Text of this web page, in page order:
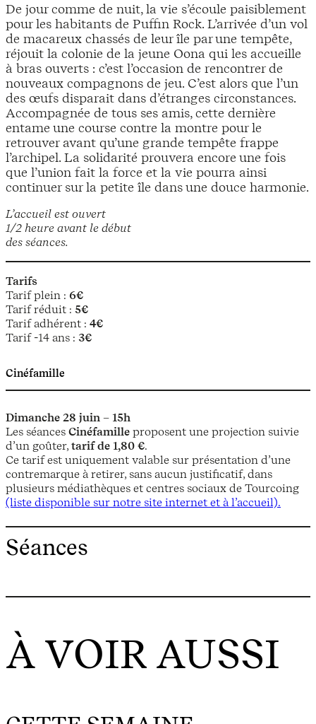
L’accueil est ouvert
1/2 heure avant le début
des séances.
Tarifs
Tarif plein : 6€
Tarif réduit : 5€
Tarif adhérent : 4€
Tarif -14 ans : 3€
De jour comme de nuit, la vie s’écoule paisiblement
pour les habitants de Puffin Rock. L’arrivée d’un vol
de macareux chassés de leur île par une tempête,
réjouit la colonie de la jeune Oona qui les accueille
à bras ouverts : c’est l’occasion de rencontrer de
nouveaux compagnons de jeu. C’est alors que l’un
des œufs disparait dans d’étranges circonstances.
Accompagnée de tous ses amis, cette dernière
entame une course contre la montre pour le
retrouver avant qu’une grande tempête frappe
l’archipel. La solidarité prouvera encore une fois
que l’union fait la force et la vie pourra ainsi
continuer sur la petite île dans une douce harmonie.
Cinéfamille
Dimanche 28 juin – 15h
Les séances Cinéfamille proposent une projection suivie
d’un goûter, tarif de 1,80 €.
Ce tarif est uniquement valable sur présentation d’une
contremarque à retirer, sans aucun justificatif, dans
plusieurs médiathèques et centres sociaux de Tourcoing
(liste disponible sur notre site internet et à l’accueil).
Séances
À VOIR AUSSI